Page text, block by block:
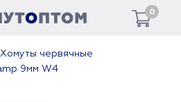
0
Хомуты червячные
9мм W4